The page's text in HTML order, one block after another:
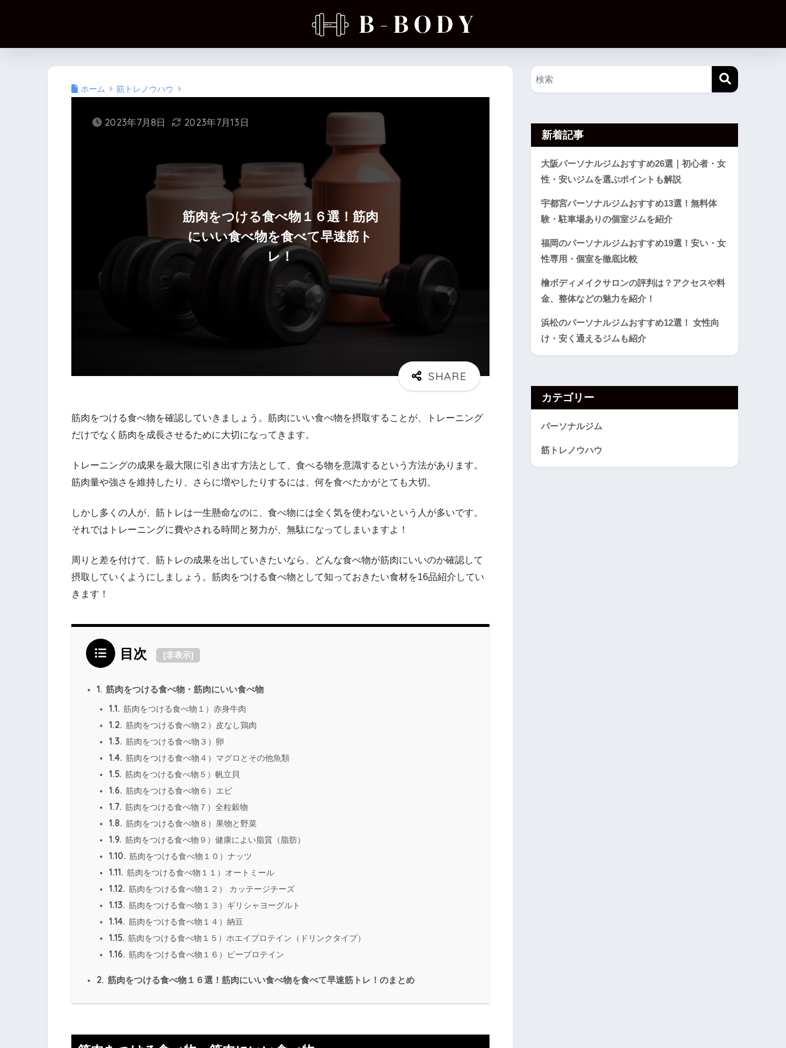
ホーム 筋トレノウハウ
筋肉をつける食べ物１６選！筋肉
にいい食べ物を食べて早速筋ト
レ！
2023年7月8日 2023年7月13日
筋肉をつける食べ物を確認していきましょう。筋肉にいい食べ物を摂取することが、トレーニング
だけでなく筋肉を成長させるために大切になってきます。
トレーニングの成果を最大限に引き出す方法として、食べる物を意識するという方法があります。
筋肉量や強さを維持したり、さらに増やしたりするには、何を食べたかがとても大切。
しかし多くの人が、筋トレは一生懸命なのに、食べ物には全く気を使わないという人が多いです。
それではトレーニングに費やされる時間と努力が、無駄になってしまいますよ！
周りと差を付けて、筋トレの成果を出していきたいなら、どんな食べ物が筋肉にいいのか確認して
摂取していくようにしましょう。筋肉をつける食べ物として知っておきたい食材を16品紹介してい
きます！
目次 [非表示]
1. 筋肉をつける食べ物・筋肉にいい食べ物
1.1. 筋肉をつける食べ物１）赤身牛肉
1.2. 筋肉をつける食べ物２）皮なし鶏肉
1.3. 筋肉をつける食べ物３）卵
1.4. 筋肉をつける食べ物４）マグロとその他魚類
1.5. 筋肉をつける食べ物５）帆立貝
1.6. 筋肉をつける食べ物６）エビ
1.7. 筋肉をつける食べ物７）全粒穀物
1.8. 筋肉をつける食べ物８）果物と野菜
1.9. 筋肉をつける食べ物９）健康によい脂質（脂肪）
1.10. 筋肉をつける食べ物１０）ナッツ
1.11. 筋肉をつける食べ物１１）オートミール
1.12. 筋肉をつける食べ物１２） カッテージチーズ
1.13. 筋肉をつける食べ物１３）ギリシャヨーグルト
1.14. 筋肉をつける食べ物１４）納豆
1.15. 筋肉をつける食べ物１５）ホエイプロテイン（ドリンクタイプ）
1.16. 筋肉をつける食べ物１６）ピープロテイン
2. 筋肉をつける食べ物１６選！筋肉にいい食べ物を食べて早速筋トレ！のまとめ
新着記事
大阪パーソナルジムおすすめ26選｜初心者・女
性・安いジムを選ぶポイントも解説
宇都宮パーソナルジムおすすめ13選！無料体
験・駐車場ありの個室ジムを紹介
福岡のパーソナルジムおすすめ19選！安い・女
性専用・個室を徹底比較
檜ボディメイクサロンの評判は？アクセスや料
金、整体などの魅力を紹介！
浜松のパーソナルジムおすすめ12選！ 女性向
け・安く通えるジムも紹介
カテゴリー
パーソナルジム
筋トレノウハウ